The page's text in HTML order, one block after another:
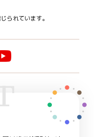
られています。